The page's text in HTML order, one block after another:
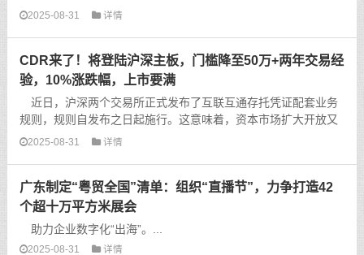
建立以宝洁公司的管理经验、技术积累等无形资产为核...
2025-08-31 详情
CDR来了！将登陆沪深主板，门槛降至50万+两年交易经
验，10%涨跌幅，上市要满
近日，沪深两个交易所正式发布了互联互通存托凭证配套业务
规则，规则自发布之日起施行。这意味着，资本市场扩大开放又
近了一步。...
2025-08-31 详情
广东制定“粤贸全国”清单：组织“直播节”，力争打造42
个超十万平方米展会
助力企业数字化“出海”。...
2025-08-31 详情